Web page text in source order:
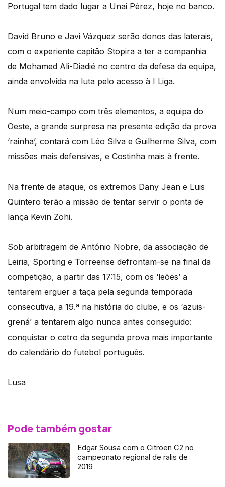
Portugal tem dado lugar a Unai Pérez, hoje no banco.
David Bruno e Javi Vázquez serão donos das laterais,
com o experiente capitão Stopira a ter a companhia
de Mohamed Ali-Diadié no centro da defesa da equipa,
ainda envolvida na luta pelo acesso à I Liga.
Num meio-campo com três elementos, a equipa do
Oeste, a grande surpresa na presente edição da prova
‘rainha’, contará com Léo Silva e Guilherme Silva, com
missões mais defensivas, e Costinha mais à frente.
Na frente de ataque, os extremos Dany Jean e Luis
Quintero terão a missão de tentar servir o ponta de
lança Kevin Zohi.
Sob arbitragem de António Nobre, da associação de
Leiria, Sporting e Torreense defrontam-se na final da
competição, a partir das 17:15, com os ‘leões’ a
tentarem erguer a taça pela segunda temporada
consecutiva, a 19.ª na história do clube, e os ‘azuis-
grená’ a tentarem algo nunca antes conseguido:
conquistar o cetro da segunda prova mais importante
do calendário do futebol português.
Lusa
Pode também gostar
Edgar Sousa com o Citroen C2 no
campeonato regional de ralis de
2019